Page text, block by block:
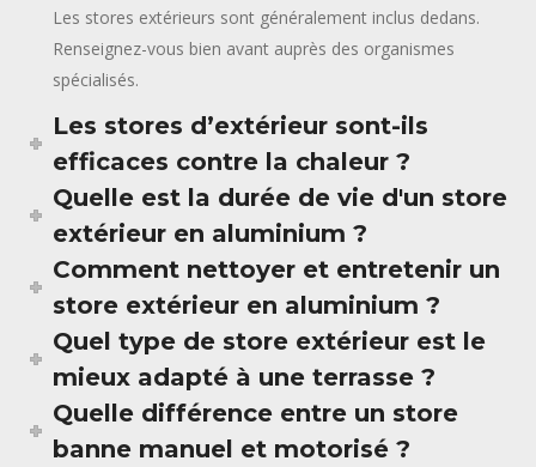
Les stores extérieurs sont généralement inclus dedans.
Renseignez-vous bien avant auprès des organismes
spécialisés.
Les stores d’extérieur sont-ils
efficaces contre la chaleur ?
Quelle est la durée de vie d'un store
extérieur en aluminium ?
Comment nettoyer et entretenir un
store extérieur en aluminium ?
Quel type de store extérieur est le
mieux adapté à une terrasse ?
Quelle différence entre un store
banne manuel et motorisé ?